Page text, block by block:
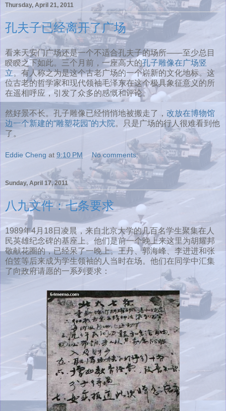
Thursday, April 21, 2011
孔夫子已经离开了广场
看来天安门广场还是一个不适合孔夫子的场所——至少总目
睽睽之下如此。三个月前，一座高大的孔子雕像在广场竖
立。有人称之为是这个古老广场的一个崭新的文化地标。这
位古老的哲学家和现代领袖毛泽东在这个极具象征意义的所
在遥相呼应，引发了众多的感慨和评论。
然好景不长。孔子雕像已经悄悄地被搬走了， 改放在博物馆
边一个新建的“雕塑花园”的大院。只是广场的行人很难看到他
了。
Eddie Cheng at 9:10 PM No comments:
Sunday, April 17, 2011
八九文件：七条要求
1989年4月18日凌晨，来自北京大学的几百名学生聚集在人
民英雄纪念碑的基座上。他们是前一个晚上来这里为胡耀邦
敬献花圈的，已经呆了一晚上。王丹、郭海峰、李进进和张
伯笠等后来成为学生领袖的人当时在场。他们在同学中汇集
了向政府请愿的一系列要求：